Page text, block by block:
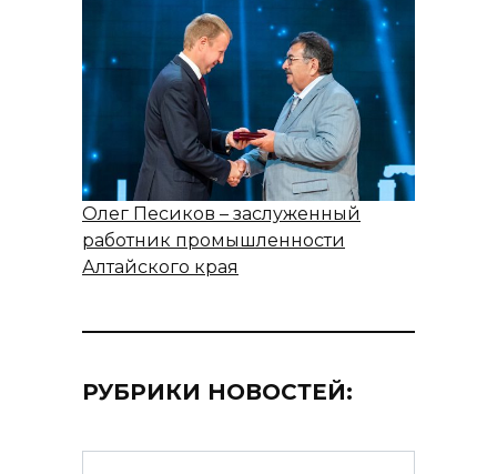
Олег Песиков – заслуженный
работник промышленности
Алтайского края
РУБРИКИ НОВОСТЕЙ: